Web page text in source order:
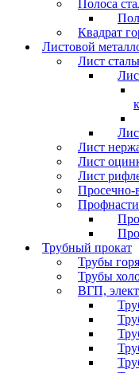
Полоса
Квадрат
Листовой
Лист
Лист
Лист
Лист
Просечно-
Трубный прокат
Трубы
Трубы
ВГП,